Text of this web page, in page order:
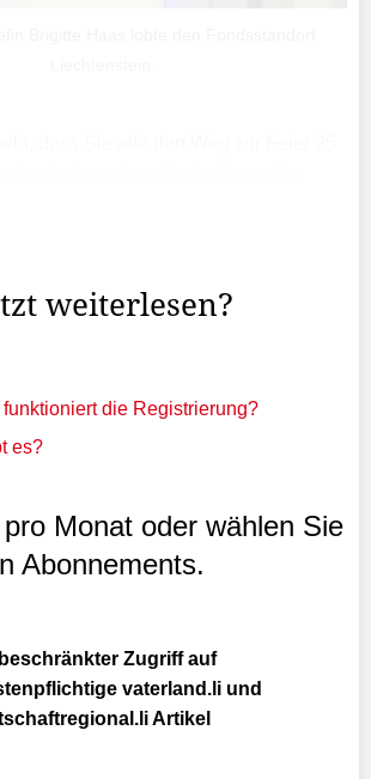
weiterlesen?
die Registrierung?
es?
Monat oder wählen Sie
Abonnements.
Zugriff auf
vaterland.li und
Artikel